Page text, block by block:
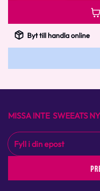
Byt till handla online
MISSA INTE SWEEATS